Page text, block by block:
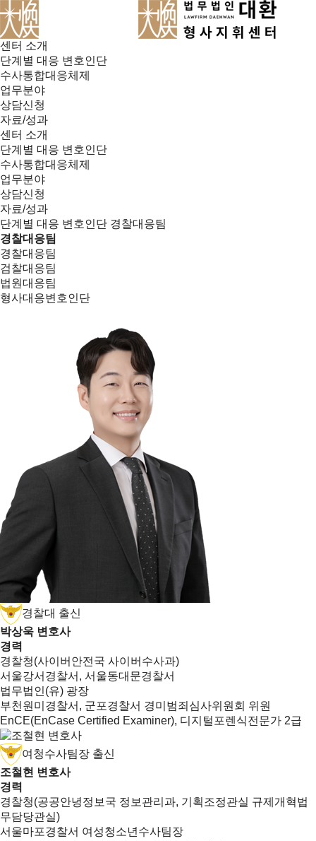
센터 소개
단계별 대응 변호인단
수사통합대응체제
업무분야
상담신청
자료/성과
센터 소개
단계별 대응 변호인단
수사통합대응체제
업무분야
상담신청
자료/성과
단계별 대응 변호인단 경찰대응팀
경찰대응팀
경찰대응팀
검찰대응팀
법원대응팀
형사대응변호인단
경찰대 출신
박상욱 변호사
경력
경찰청(사이버안전국 사이버수사과)
서울강서경찰서, 서울동대문경찰서
법무법인(유) 광장
부천원미경찰서, 군포경찰서 경미범죄심사위원회 위원
EnCE(EnCase Certified Examiner), 디지털포렌식전문가 2급
여청수사팀장 출신
조철현 변호사
경력
경찰청(공공안녕정보국 정보관리과, 기획조정관실 규제개혁법
무담당관실)
서울마포경찰서 여성청소년수사팀장